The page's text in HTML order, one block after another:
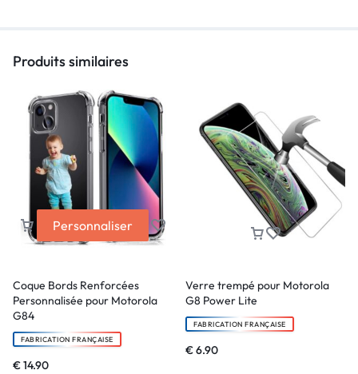
Produits similaires
Personnaliser
Coque Bords Renforcées
Personnalisée pour Motorola
G84
FABRICATION FRANÇAISE
€14.90
Verre trempé pour Motorola
G8 Power Lite
FABRICATION FRANÇAISE
€6.90